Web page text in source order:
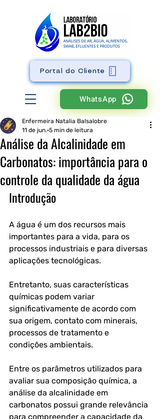
WhatsApp
Portal do Cliente
Análise da Alcalinidade em
Carbonatos: importância para o
controle da qualidade da água
Enfermeira Natalia Balsalobre
11 de jun. 5 min de leitura
Introdução
A água é um dos recursos mais
importantes para a vida, para os
processos industriais e para diversas
aplicações tecnológicas.
Entretanto, suas características
químicas podem variar
significativamente de acordo com
sua origem, contato com minerais,
processos de tratamento e
condições ambientais.
Entre os parâmetros utilizados para
avaliar sua composição química, a
análise da alcalinidade em
carbonatos possui grande relevância
para compreender a capacidade da